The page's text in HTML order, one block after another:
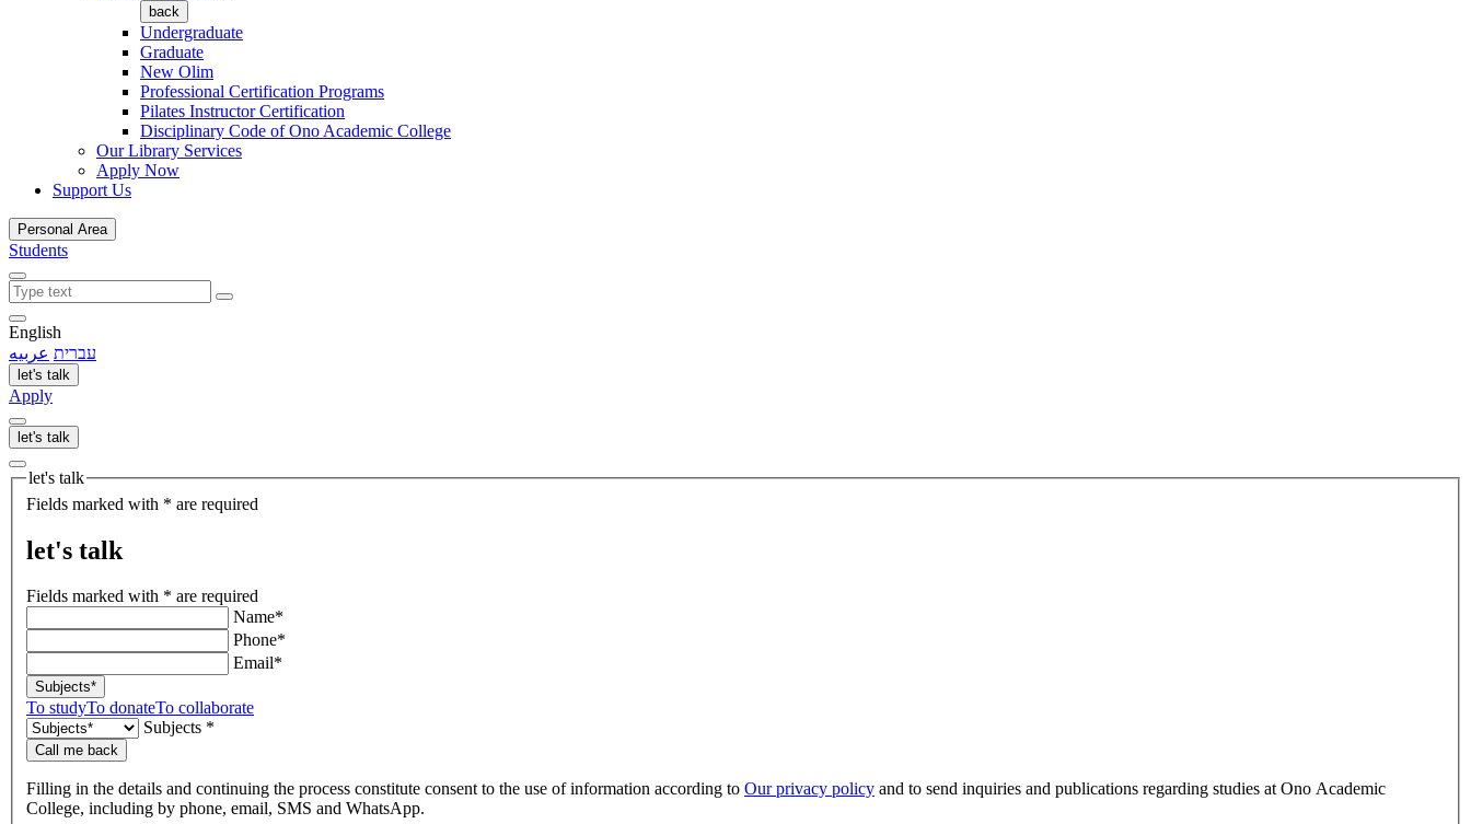
back
Undergraduate
Graduate
New Olim
Professional Certification Programs
Pilates Instructor Certification
Disciplinary Code of Ono Academic College
Our Library Services
Apply Now
Support Us
Personal Area
Students
English
עברית عربيه
let's talk
Apply
let's talk
let's talk
Fields marked with * are required
let's talk
Fields marked with * are required
Name*
Phone*
Email*
Subjects*
To studyTo donateTo collaborate
Subjects *
Call me back
Filling in the details and continuing the process constitute consent to the use of information according to Our privacy policy and to send inquiries and publications regarding studies at Ono Academic
College, including by phone, email, SMS and WhatsApp.